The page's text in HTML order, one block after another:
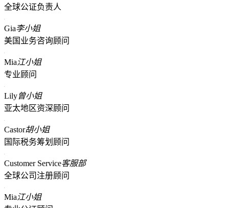
全球公证负责人
Gia李小姐
美国业务咨询顾问
Mia江小姐
专业顾问
Lily曾小姐
亚太地区资深顾问
Castor胡小姐
国际税务筹划顾问
Customer Service客服部
全球公司注册顾问
Mia江小姐